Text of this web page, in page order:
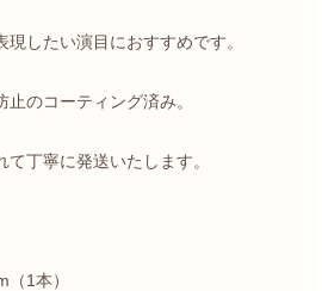
したい演目におすすめです。
のコーティング済み。
丁寧に発送いたします。
1本）